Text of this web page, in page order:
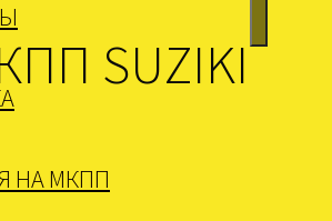
НА МКПП
SUZIKI